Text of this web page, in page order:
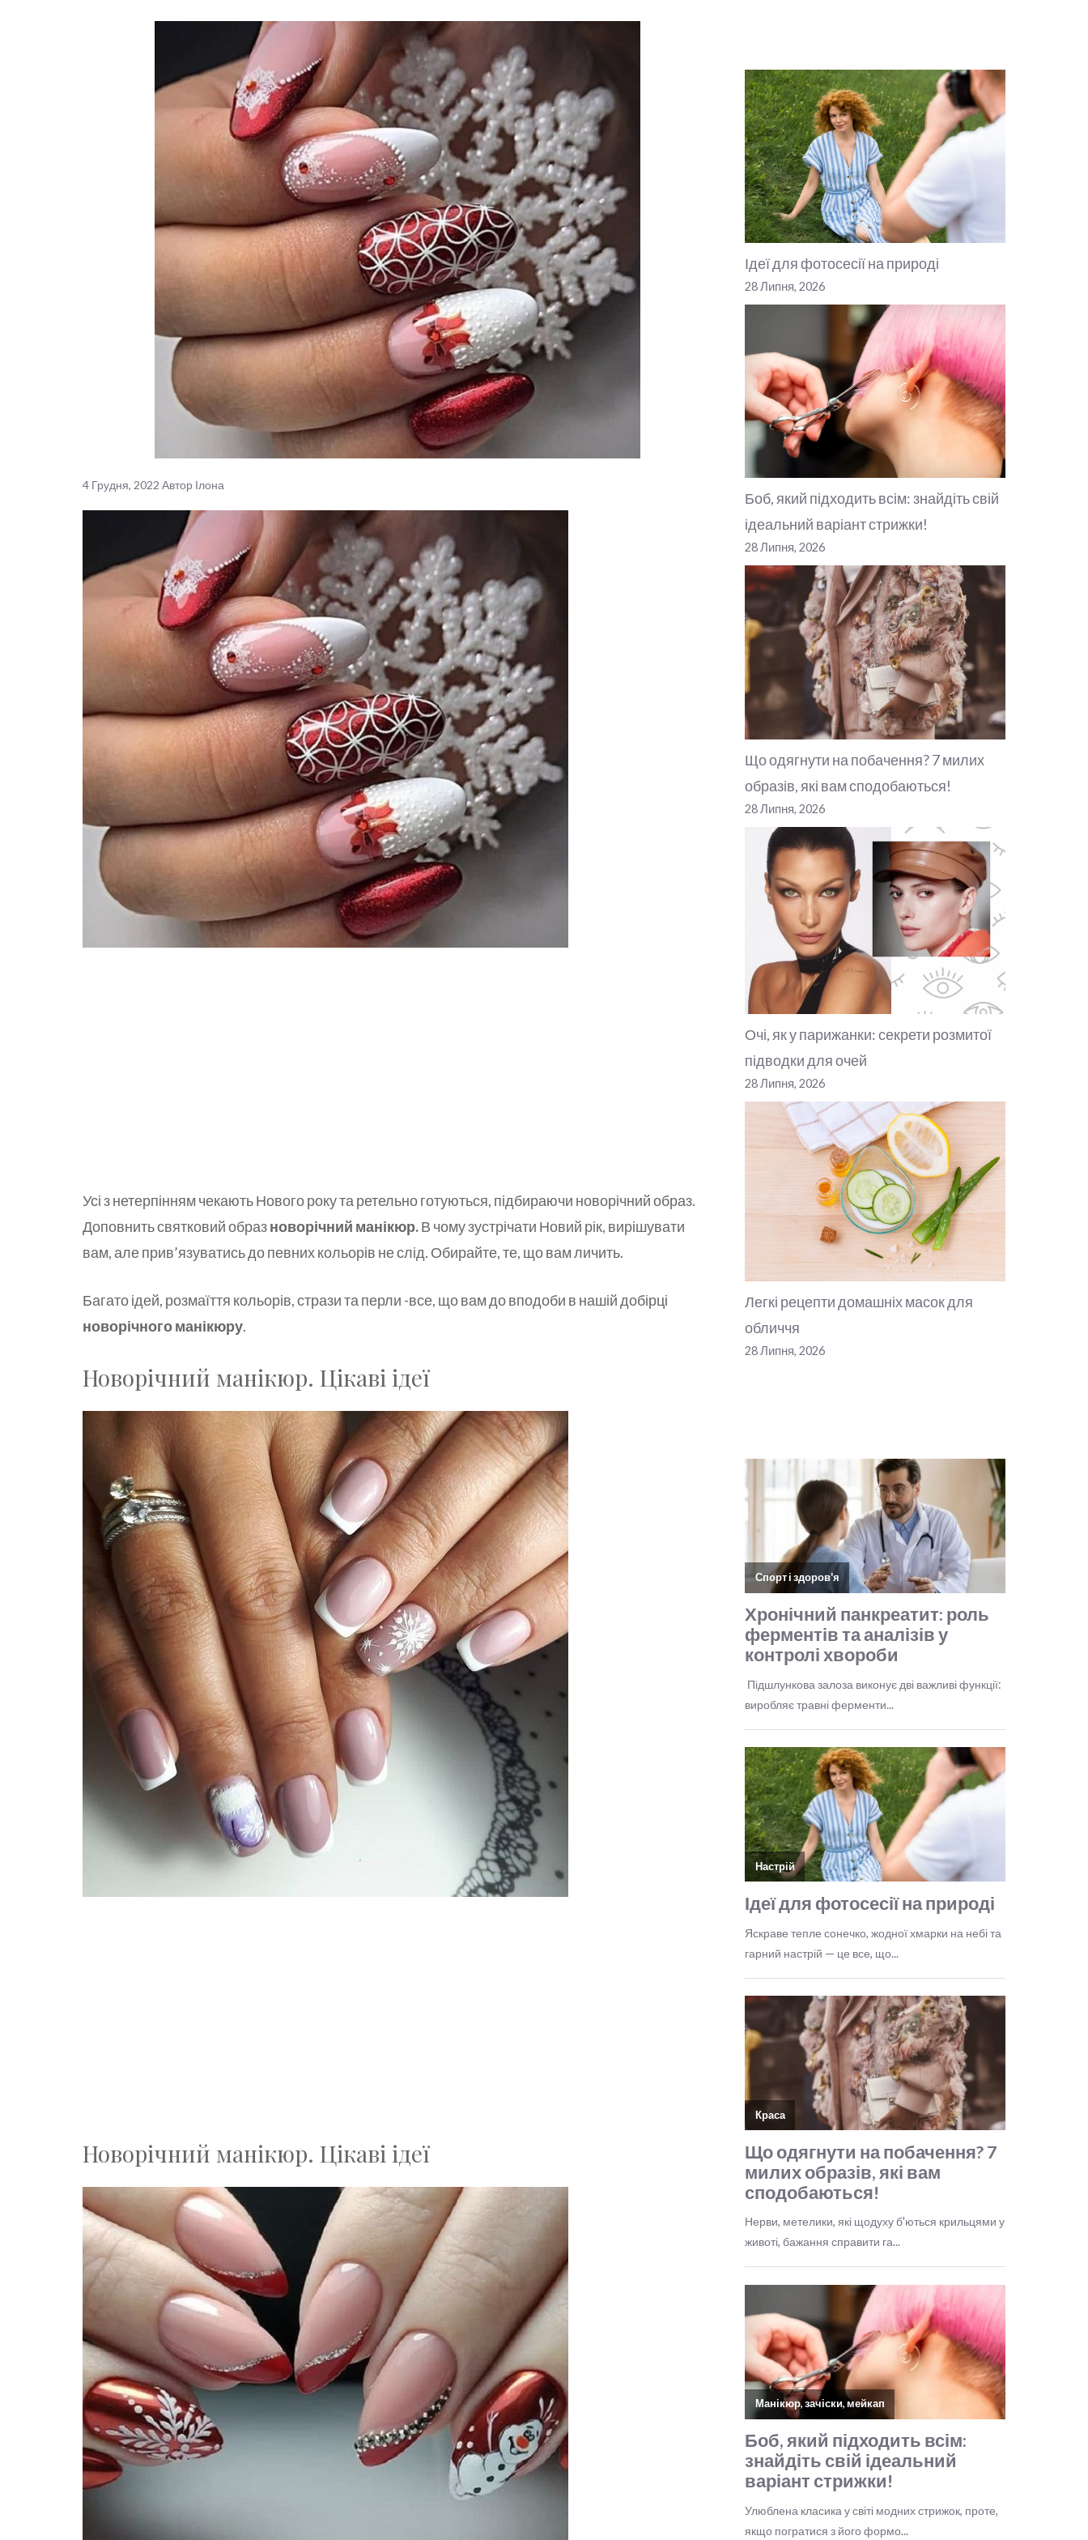
4 Грудня, 2022 Автор Ілона
Усі з нетерпінням чекають Нового року та ретельно готуються, підбираючи новорічний образ.
Доповнить святковий образноворічний манікюр.В чому зустрічати Новий рік, вирішувати
вам, але прив’язуватись до певних кольорів не слід. Обирайте, те, що вам личить.
Багато ідей, розмаїття кольорів, стрази та перли -все, що вам до вподоби в нашій добірці
новорічного манікюру.
Новорічний манікюр. Цікаві ідеї
Новорічний манікюр. Цікаві ідеї
Ідеї для фотосесії на природі
28 Липня, 2026
Боб, який підходить всім: знайдіть свій
ідеальний варіант стрижки!
28 Липня, 2026
Що одягнути на побачення? 7 милих
образів, які вам сподобаються!
28 Липня, 2026
Очі, як у парижанки: секрети розмитої
підводки для очей
28 Липня, 2026
Легкі рецепти домашніх масок для
обличчя
28 Липня, 2026